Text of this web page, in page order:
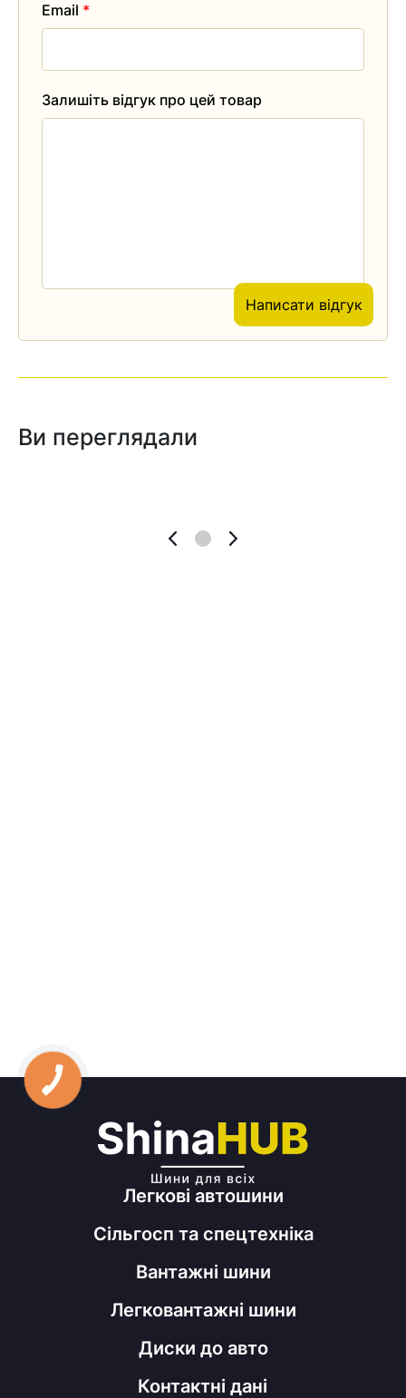
Залишіть відгук про цей товар
Email *
Написати відгук
Ви переглядали
Легкові автошини
Сільгосп та спецтехніка
Вантажні шини
Легковантажні шини
Диски до авто
Контактні дані